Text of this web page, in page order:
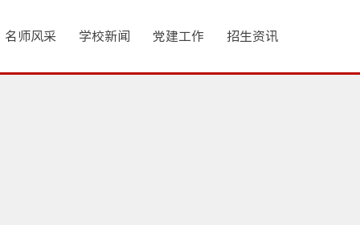
名师风采 学校新闻 党建工作 招生资讯